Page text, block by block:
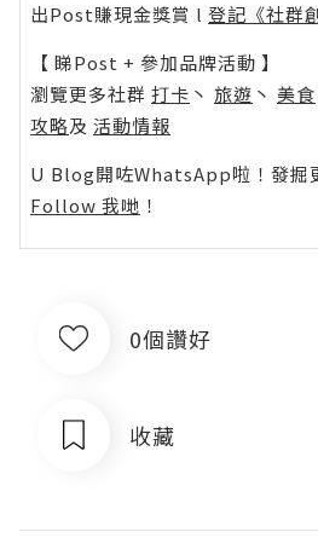
出Post賺現金獎賞 l 登記《社群
【 睇Post + 參加品牌活動 】
瀏覽更多社群 打卡 丶 旅遊 丶 美食
攻略及 活動情報
U Blog開咗WhatsApp啦！發掘
Follow 我哋 ！
0個讚好
收藏